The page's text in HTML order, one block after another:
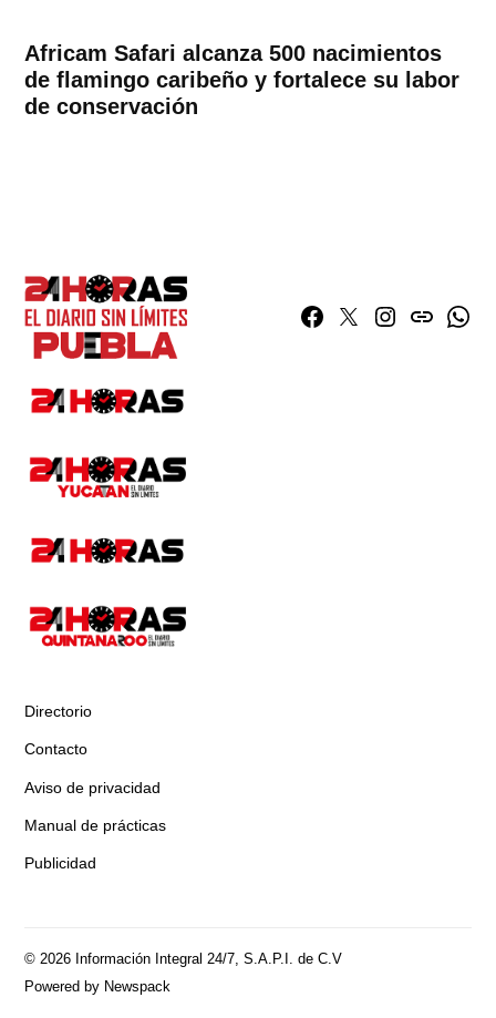
Africam Safari alcanza 500 nacimientos
de flamingo caribeño y fortalece su labor
de conservación
Facebook
TwitterInstagram
issuu
Directorio
Contacto
Aviso de privacidad
Manual de prácticas
Publicidad
© 2026 Información Integral 24/7, S.A.P.I. de C.V
Powered by Newspack